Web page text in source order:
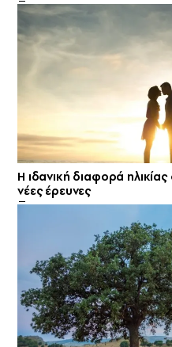
Η ιδανική διαφορά ηλικίας
νέες έρευνες